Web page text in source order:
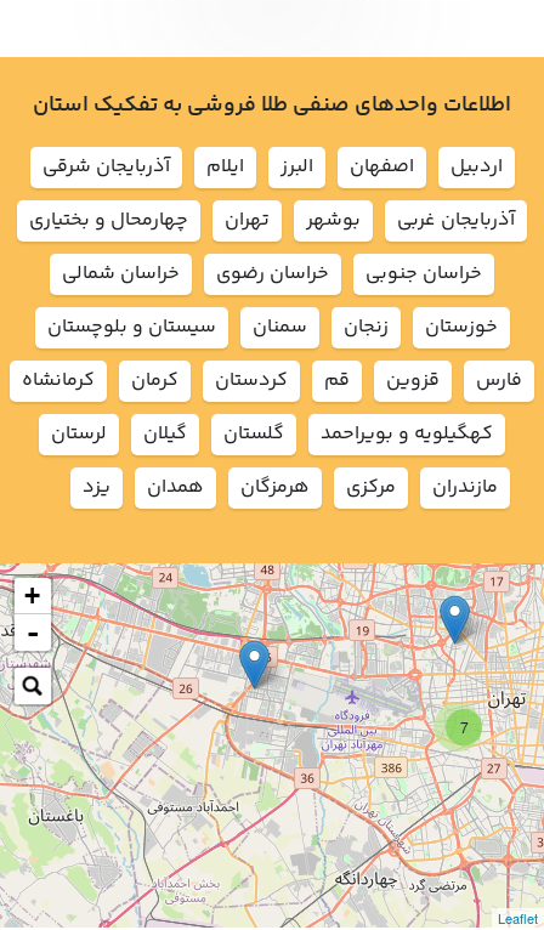
7
+
-
Leaflet
اطلاعات واحدهای صنفی طلا فروشی به تفکیک استان
اردبيل اصفهان البرز ايلام
آذربايجان شرقي
آذربايجان غربي
بوشهر تهران
چهارمحال و بختياري
خراسان جنوبي
خراسان رضوي
خراسان شمالي
خوزستان
زنجان سمنان
سيستان و بلوچستان
فارس
قزوين قم كردستان كرمان
كرمانشاه
كهگيلويه و بويراحمد
گلستان گيلان
لرستان
مازندران
مركزي هرمزگان همدان يزد